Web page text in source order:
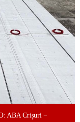
ABA Crișuri –